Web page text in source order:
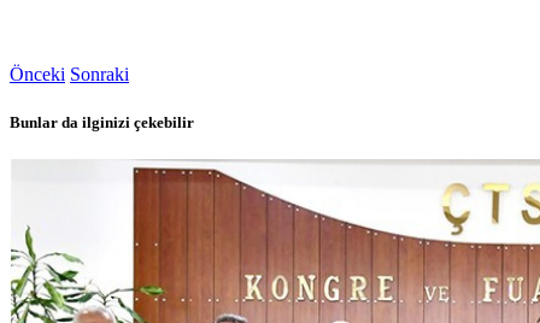
Önceki Sonraki
Bunlar da ilginizi çekebilir